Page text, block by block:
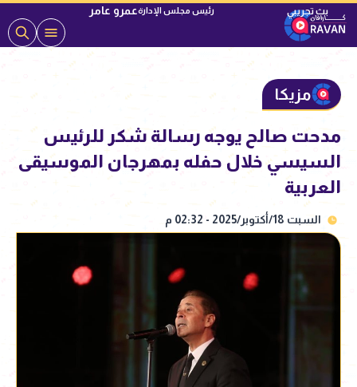
رئيس مجلس الإدارةعمرو عامر
مزيكا
مدحت صالح يوجه رسالة شكر للرئيس
السيسي خلال حفله بمهرجان الموسيقى
العربية
السبت 18/أكتوبر/2025 - 02:32 م